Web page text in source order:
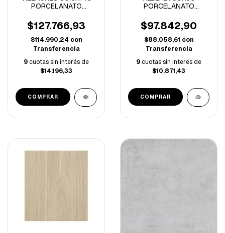
PORCELANATO
BIANCO PULIDO
-2.25M/C
$127.766,93
$114.990,24 con
Transferencia
9cuotas sin interés de
$14.196,33
PORCELANATO
PULIDO RECTIFICADO 1º
-2.88 M/C-
$97.842,90
$88.058,61 con
Transferencia
9cuotas sin interés de
$10.871,43